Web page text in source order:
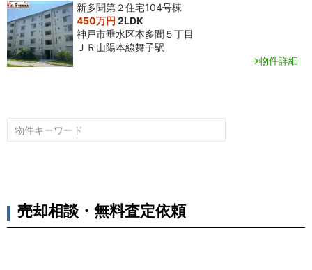
新多聞第２住宅104号棟
450万円 2LDK
神戸市垂水区本多聞５丁目
ＪＲ山陽本線舞子駅
→物件詳細
売却相談・無料査定依頼